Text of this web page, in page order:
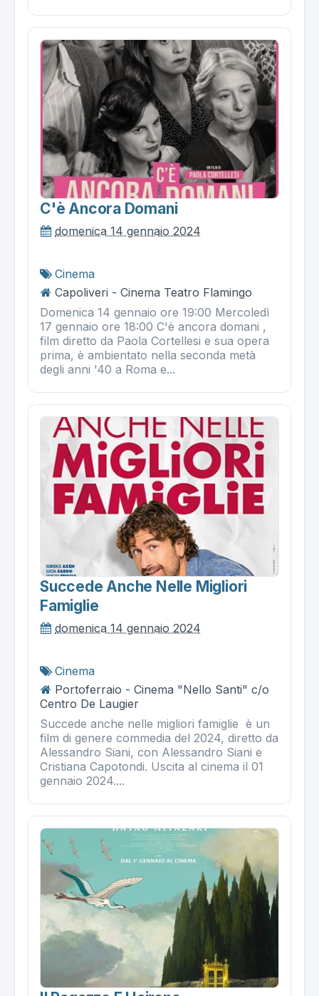
C'è Ancora Domani
domenica 14 gennaio 2024
Cinema
Capoliveri - Cinema Teatro Flamingo
Domenica 14 gennaio ore 19:00 Mercoledì
17 gennaio ore 18:00 C'è ancora domani ,
film diretto da Paola Cortellesi e sua opera
prima, è ambientato nella seconda metà
degli anni '40 a Roma e...
Succede Anche Nelle Migliori
Famiglie
domenica 14 gennaio 2024
Cinema
Portoferraio - Cinema "Nello Santi" c/o
Centro De Laugier
Succede anche nelle migliori famiglie è un
film di genere commedia del 2024, diretto da
Alessandro Siani, con Alessandro Siani e
Cristiana Capotondi. Uscita al cinema il 01
gennaio 2024....